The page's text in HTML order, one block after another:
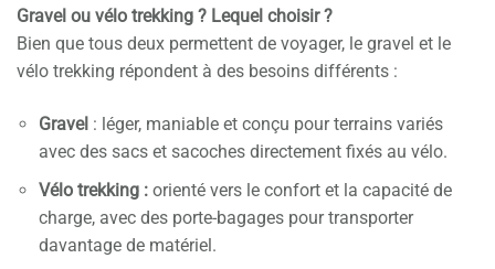
Gravel ou vélo trekking ? Lequel choisir ?
Bien que tous deux permettent de voyager, le gravel et le
vélo trekking répondent à des besoins différents :
Gravel : léger, maniable et conçu pour terrains variés
avec des sacs et sacoches directement fixés au vélo.
Vélo trekking : orienté vers le confort et la capacité de
charge, avec des porte-bagages pour transporter
davantage de matériel.